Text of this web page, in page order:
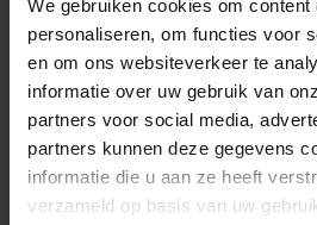
We gebruiken cookies om content
personaliseren, om functies voor
en om ons websiteverkeer te
informatie over uw gebruik van
partners voor social media,
partners kunnen deze gegevens
informatie die u aan ze heeft
verzameld op basis van uw
2 Nächte 294,12 €
—
4 Nächte —